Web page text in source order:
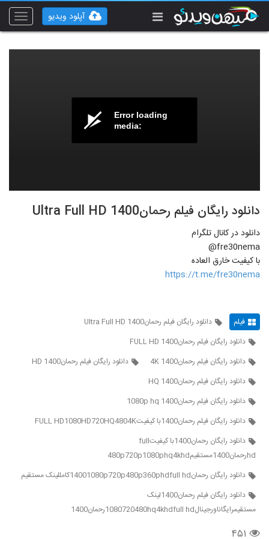
Toggle
آپلود ویدیو
Error loading
media:
دانلود رایگان فیلم رحمان1400 Ultra Full HD
دانلود در کانال تلگرام
fre30nema@
با کیفیت خارق العاده
https://t.me/fre30nema
فیلم
دانلود رایگان فیلم رحمان1400 Ultra Full HD
دانلود رایگان فیلم رحمان1400 FULL HD
دانلود رایگان فیلم رحمان1400 4K
دانلود رایگان فیلم رحمان1400 HD
دانلود رایگان فیلم رحمان1400 HQ
دانلود رایگان فیلم رحمان1400 1080p hq
دانلود رایگان فیلم رحمان1400با کیفیتFULL HD1080HD720HQ4804K
دانلود رایگان رحمان1400با کیفیتfull
hdرحمان1400مستقیم480p720p1080phq4khd
دانلود رایگان رحمان14001080p720p480p360phdfull hdکامللینک مستقیم
دانلود رایگان فیلم رحمان1400لینک
مستقیمرایگاناورجینال1080720480hq4khdfull hdرحمان1400
۴۵۱